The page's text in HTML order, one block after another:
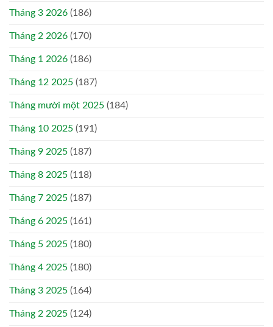
Tháng 3 2026 (186)
Tháng 2 2026 (170)
Tháng 1 2026 (186)
Tháng 12 2025 (187)
Tháng mười một 2025 (184)
Tháng 10 2025 (191)
Tháng 9 2025 (187)
Tháng 8 2025 (118)
Tháng 7 2025 (187)
Tháng 6 2025 (161)
Tháng 5 2025 (180)
Tháng 4 2025 (180)
Tháng 3 2025 (164)
Tháng 2 2025 (124)